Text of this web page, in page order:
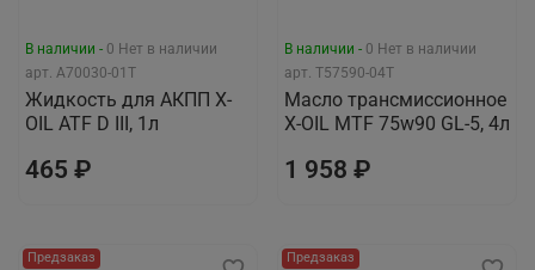
В наличии - 0 Нет в наличии
арт. A70030-01T
Жидкость для АКПП X-
OIL ATF D III, 1л
465 ₽
В наличии - 0 Нет в наличии
арт. T57590-04T
Масло трансмиссионное
X-OIL MTF 75w90 GL-5, 4л
1 958 ₽
Предзаказ Предзаказ